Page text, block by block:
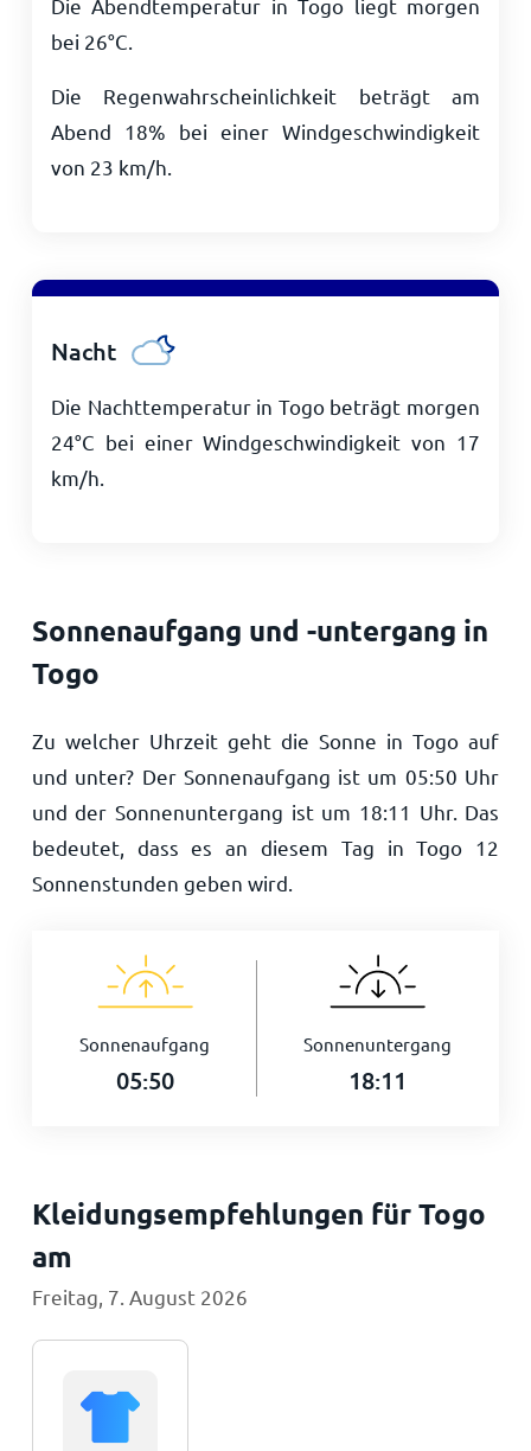
Die Abendtemperatur in Togo liegt morgen
bei 26°C
Die Regenwahrscheinlichkeit beträgt am
Abend 18% bei einer Windgeschwindigkeit
von 23 km/h
Nacht
Die Nachttemperatur in Togo beträgt morgen
24°C bei einer Windgeschwindigkeit von 17
km/h
Sonnenaufgang und -untergang in
Togo
Zu welcher Uhrzeit geht die Sonne in Togo auf
und unter? Der Sonnenaufgang ist um 05:50 Uhr
und der Sonnenuntergang ist um 18:11 Uhr. Das
bedeutet, dass es an diesem Tag in Togo 12
Sonnenstunden geben wird.
Sonnenaufgang
05:50
Sonnenuntergang
18:11
Kleidungsempfehlungen für Togo
am
Freitag, 7. August 2026